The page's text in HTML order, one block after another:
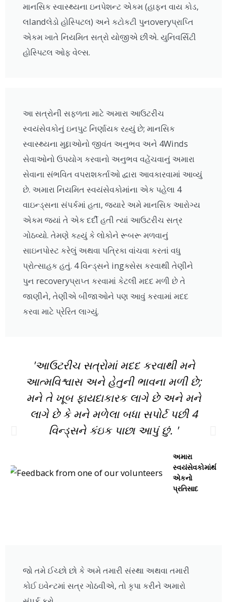
માનસિક સ્વાસ્થ્યના ઇનપેશન્ટ એકમ (હાફન વાય કોડ,
લlandલેડો હોસ્પિટલ) અને કટોકટી પુનoveryપ્રાપ્તિ
એકમ ખાતે નિયમિત સત્રો યોજીએ છીએ. યુનિવર્સિટી
હોસ્પિટલ ઓફ વેલ્સ.
આ સત્રોની સફળતા માટે અમારા આઉટરીચ
સ્વયંસેવકોનું ઇનપુટ નિર્ણાયક રહ્યું છે; માનસિક
સ્વાસ્થ્યના મુદ્દાઓનો જીવંત અનુભવ અને 4Winds
સેવાઓનો ઉપયોગ કરવાનો અનુભવ વહેંચવાનું અમારા
સેવાના સંભવિત વપરાશકર્તાઓ દ્વારા આવકારવામાં આવ્યું
છે. અમારા નિયમિત સ્વયંસેવકોમાંના એક પહેલા 4
વાઇન્ડ્સના સંપર્કમાં હતા, જ્યારે અમે માનસિક આરોગ્ય
એકમ જ્યાં તે એક દર્દી હતી ત્યાં આઉટરીચ સત્ર
ગોઠવ્યો. તેમણે કહ્યું કે લોકોને રૂબરૂ મળવાનું
સાઇનપોસ્ટ કરેલું અથવા પત્રિકા વાંચવા કરતાં વધુ
પ્રોત્સાહક હતું. 4 વિન્ડ્સને ingક્સેસ કરવાથી તેણીને
પુન recoveryપ્રાપ્ત કરવામાં કેટલી મદદ મળી છે તે
જાણીને, તેણીએ બીજાઓને પણ આવું કરવામાં મદદ
કરવા માટે પ્રેરિત લાગ્યું.
'આઉટરીચ સત્રોમાં મદદ કરવાથી મને
આત્મવિશ્વાસ અને હેતુની ભાવના મળી છે;
મને તે ખૂબ ફાયદાકારક લાગે છે અને મને
લાગે છે કે મને મળેલા બધા સપોર્ટ પછી 4
વિન્ડ્સને કંઇક પાછા આપું છું. '
અમારા
સ્વયંસેવકોમાંથી
એકનો
પ્રતિસાદ
જો તમે ઈચ્છો છો કે અમે તમારી સંસ્થા અથવા તમારી
કોઈ ઇવેન્ટમાં સત્ર ગોઠવીએ, તો કૃપા કરીને અમારો